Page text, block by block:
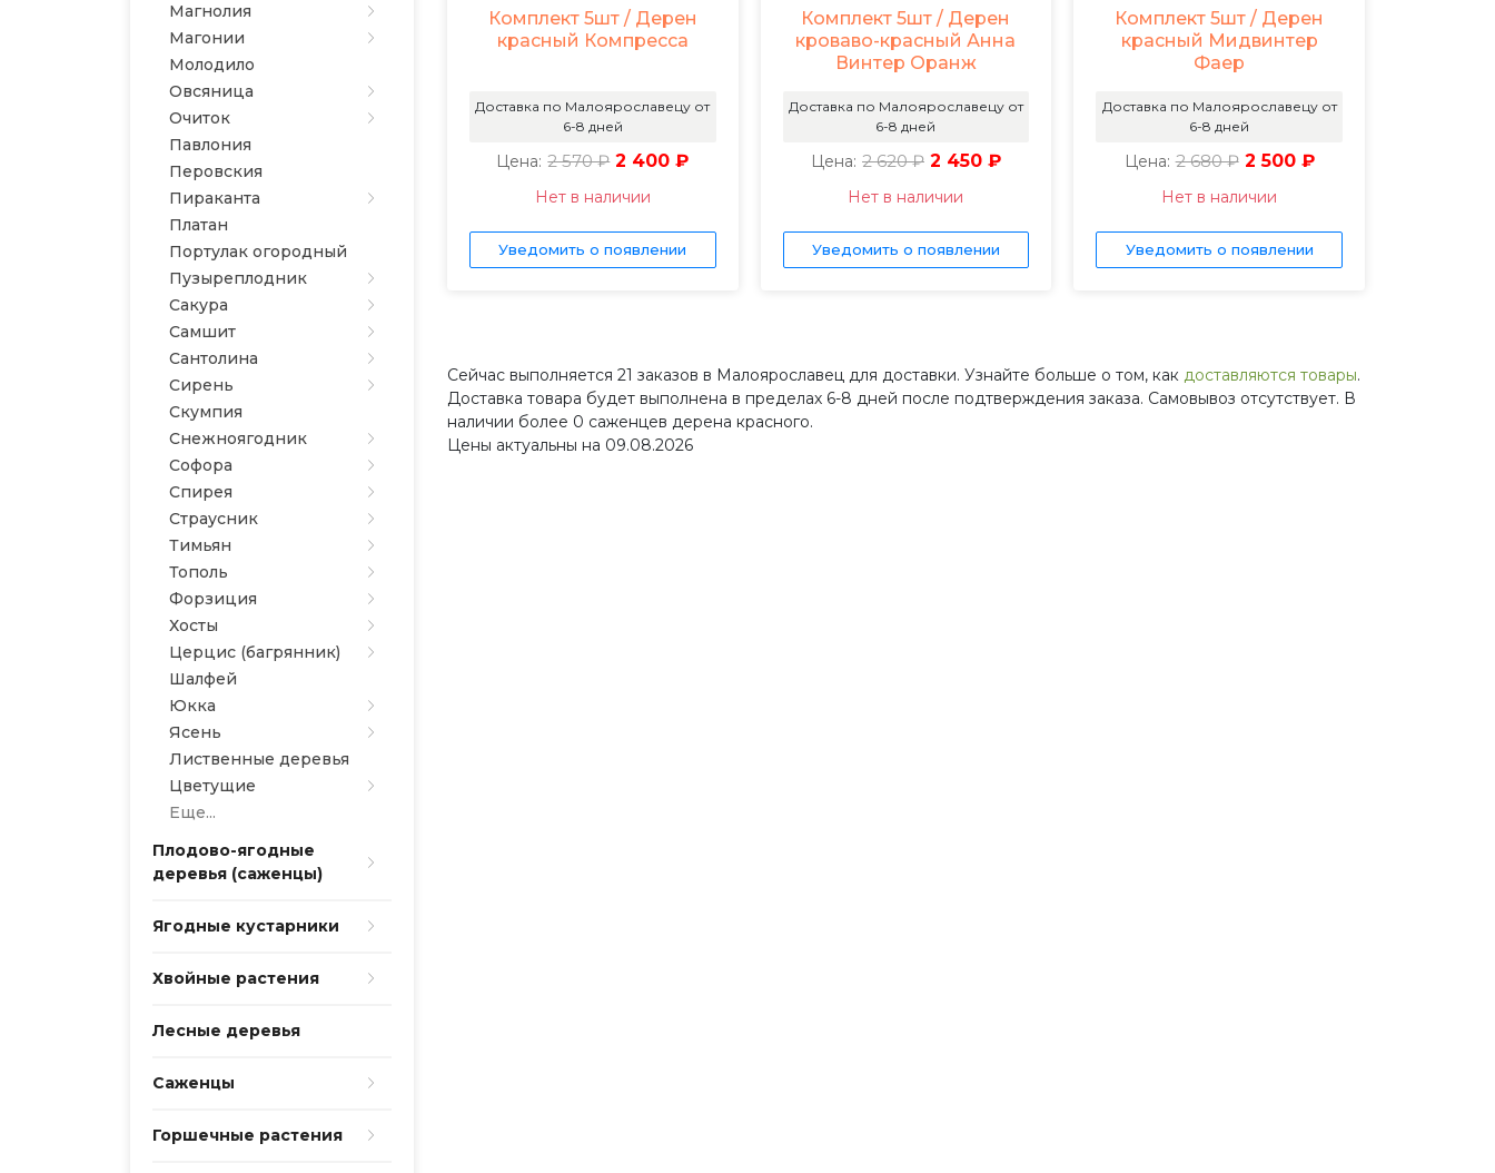
Магнолия
Магонии
Молодило
Овсяница
Очиток
Павлония
Перовския
Пираканта
Платан
Портулак огородный
Пузыреплодник
Сакура
Самшит
Сантолина
Сирень
Скумпия
Снежноягодник
Софора
Спирея
Страусник
Тимьян
Тополь
Форзиция
Хосты
Церцис (багрянник)
Шалфей
Юкка
Ясень
Лиственные деревья
Цветущие
Еще...
Плодово-ягодные
деревья (саженцы)
Ягодные кустарники
Хвойные растения
Лесные деревья
Саженцы
Горшечные растения
Комплект 5шт / Дерен
красный Компресса
Доставка по Малоярославецу от
6-8 дней
Цена: 2 570 ₽ 2 400 ₽
Нет в наличии
Уведомить о появлении
Комплект 5шт / Дерен
кроваво-красный Анна
Винтер Оранж
Доставка по Малоярославецу от
6-8 дней
Цена: 2 620 ₽ 2 450 ₽
Нет в наличии
Уведомить о появлении
Комплект 5шт / Дерен
красный Мидвинтер
Фаер
Доставка по Малоярославецу от
6-8 дней
Цена: 2 680 ₽ 2 500 ₽
Нет в наличии
Уведомить о появлении
Сейчас выполняется 21 заказов в Малоярославец для доставки. Узнайте больше о том, как доставляются товары.
Доставка товара будет выполнена в пределах 6-8 дней после подтверждения заказа. Самовывоз отсутствует. В
наличии более 0 саженцев дерена красного.
Цены актуальны на 09.08.2026